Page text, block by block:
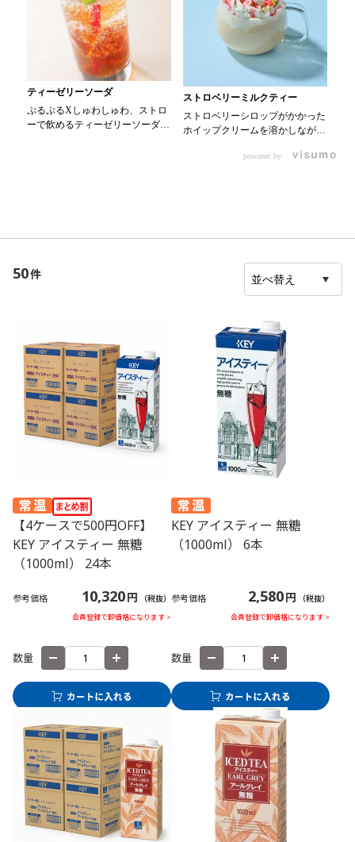
ティーゼリーソーダ
ぷるぷるXしゅわしゅわ、ストロ
ーで飲めるティーゼリーソーダ
プ 適量 【作り方】 1.アイステ
れ、よく溶かしておく 2.ボウルに
粉ゼラチン4gと少量のお湯を入れ
入れる 4.3に炭酸水90mlを注ぎ、
適宜レモン、ミント、シュガーシ
ロップを入れる
ストロベリーミルクティー
ストロベリーシロップがかかった
ホイップクリームを溶かしながら
バッグ 1pc （0000352471 KEY
ン） ストロベリーシロップ 30g
冷凍ストロベリー 3g
イスＮ ） ■レシピ 1ピッチャーに
ティーバッグ（1個）、お湯
（60g）を入れ、1分蒸らす。
牛乳（100g）、ガムシロップ（1
個）を加え、混ぜて温める。 2カ
ップに1を注ぎ、ホイップクリー
ム（30g）を絞る。 ストロベリ
ーシロップ（30g）をかけ、冷凍
ストロベリー（3g）を添える。 3
お好みでタイムを飾る。
powered by
50件
【4ケースで500円OFF】
KEY アイスティー 無糖
（1000ml） 24本
参考価格 10,320円 （税抜）
会員登録で卸価格になります >
数量
KEY アイスティー 無糖
（1000ml） 6本
参考価格 2,580円 （税抜）
会員登録で卸価格になります >
数量